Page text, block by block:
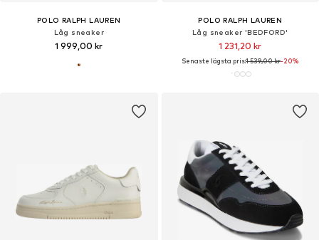
POLO RALPH LAUREN
Låg sneaker
1 999,00 kr
POLO RALPH LAUREN
Låg sneaker 'BEDFORD'
1 231,20 kr
Senaste lägsta pris:1 539,00 kr-20%